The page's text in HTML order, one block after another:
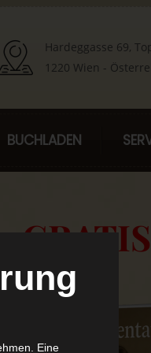
Hardeggasse 69,
1220 Wien -
BUCHLADEN
GRATIS
Eine